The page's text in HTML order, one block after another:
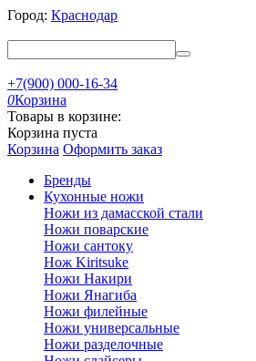
Город: Краснодар
+7(900) 000-16-34
0Корзина
Товары в корзине:
Корзина пуста
Корзина Оформить заказ
Бренды
Кухонные ножи
Ножи из дамасской стали
Ножи поварские
Ножи сантоку
Нож Kiritsuke
Ножи Накири
Ножи Янагиба
Ножи филейные
Ножи универсальные
Ножи разделочные